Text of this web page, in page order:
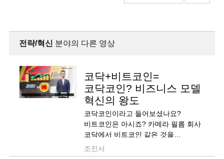
전략/혁신 분야의 다른 영상
코닥+비트코인=
코닥코인? 비즈니스 모델
혁신의 왕도
코닥코인이라고 들어보셨나요?
비트코인은 아시죠? 카메라 필름 회사
코닥에서 비트코인 같은 것을
만들어보겠다고 계획을 세웠습니다.
그게 코닥코인입니다.
조진서